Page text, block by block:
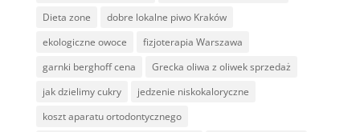
Dieta zone
dobre lokalne piwo Kraków
ekologiczne owoce
fizjoterapia Warszawa
garnki berghoff cena
Grecka oliwa z oliwek sprzedaż
jak dzielimy cukry
jedzenie niskokaloryczne
koszt aparatu ortodontycznego